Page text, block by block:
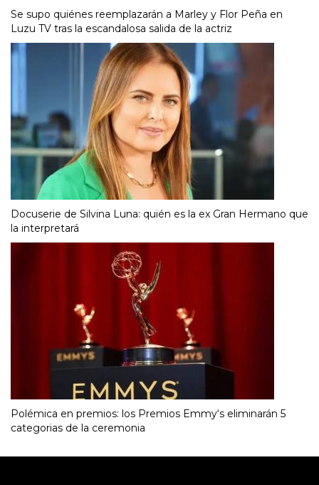
Se supo quiénes reemplazarán a Marley y Flor Peña en
Luzu TV tras la escandalosa salida de la actriz
Docuserie de Silvina Luna: quién es la ex Gran Hermano que
la interpretará
Polémica en premios: los Premios Emmy‘s eliminarán 5
categorias de la ceremonia